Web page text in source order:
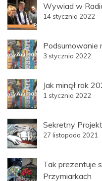
Wywiad w
14 stycznia 2022
Podsumowanie
3 stycznia 2022
Jak minął rok
1 stycznia 2022
Sekretny
27 listopada 2021
Tak prezentuje
Przymiarkach